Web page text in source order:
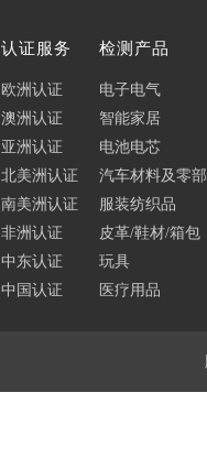
认证服务
欧洲认证
澳洲认证
亚洲认证
北美洲认证
南美洲认证
非洲认证
中东认证
中国认证
检测产品
电子电气
智能家居
电池电芯
汽车材料及零
服装纺织品
皮革/鞋材/箱包
玩具
医疗用品